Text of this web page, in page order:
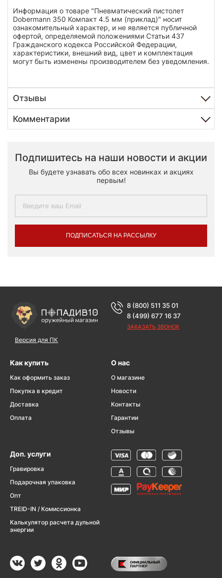
Информация о товаре "Пневматический пистолет
Dobermann 350 Компакт 4.5 мм (приклад)" носит
ознакомительный характер, и не является публичной
офертой, определяемой положениями Статьи 437
Гражданского кодекса Российской Федерации,
характеристики, внешний вид, цвет и комплектация
могут быть изменены производителем без уведомления.
Отзывы
Комментарии
Подпишитесь на наши новости и акции
Вы будете узнавать обо всех новинках и акциях
первым!
ПОДПИСАТЬСЯ НА РАССЫЛКУ
Версия для ПК
8 (800) 511 35 01
8 (499) 677 16 37
ЗАКАЗАТЬ ЗВОНОК
Как купить
Как оформить заказ
Покупка в кредит
Доставка
Оплата
О нас
О магазине
Новости
Контакты
Гарантии
Отзывы
Доп. услуги
Гравировка
Подарочная упаковка
Опт
TREID-IN / Комиссионка
Калькулятор расчета дульной
энергии